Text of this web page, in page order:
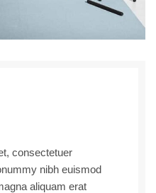
consectetuer
nibh euismod
aliquam erat